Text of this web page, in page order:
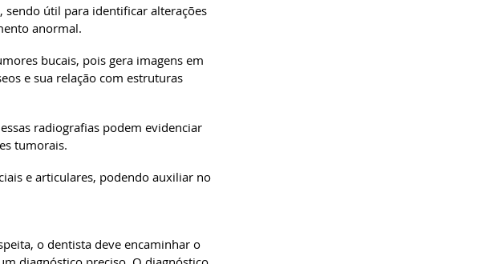
sendo útil para identificar alterações
anormal.
bucais, pois gera imagens em
e sua relação com estruturas
radiografias podem evidenciar
tumorais.
e articulares, podendo auxiliar no
o dentista deve encaminhar o